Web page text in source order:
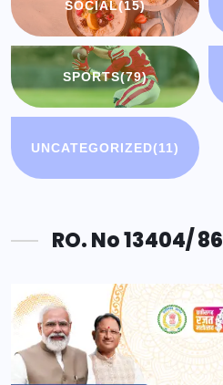
SOCIAL(15)
SPORTS(79)
UNCATEGORIZED(11)
RO. No 13404/ 86